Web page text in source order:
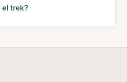
el trek?